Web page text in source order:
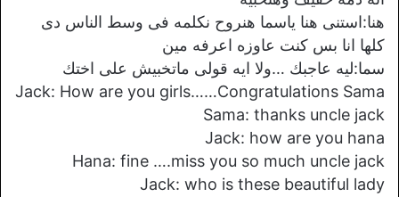
هنا:استنى هنا ياسما هنروح نكلمه فى وسط الناس دى
كلها انا بس كنت عاوزه اعرفه مين
سما:ليه عاجبك …ولا ايه قولى ماتخبيش على اختك
Jack: How are you girls……Congratulations Sama
Sama: thanks uncle jack
Jack: how are you hana
Hana: fine ….miss you so much uncle jack
Jack: who is these beautiful lady